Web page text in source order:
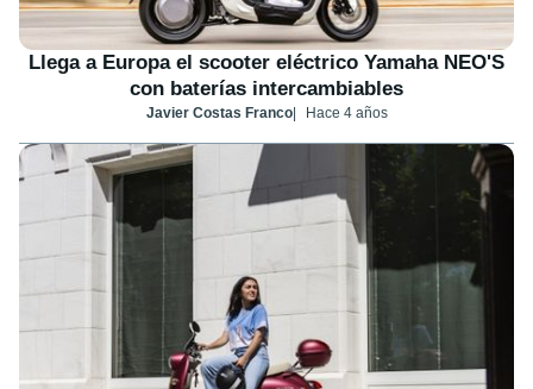
Llega a Europa el scooter eléctrico Yamaha NEO'S
con baterías intercambiables
Javier Costas Franco Hace 4 años